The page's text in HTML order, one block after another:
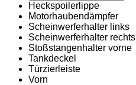
Heckspoilerlippe
Motorhaubendämpfer
Scheinwerferhalter links
Scheinwerferhalter rechts
Stoßstangenhalter vorne
Tankdeckel
Türzierleiste
Vorn